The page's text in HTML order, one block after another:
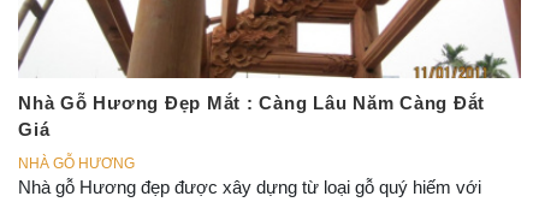
Nhà Gỗ Hương Đẹp Mắt : Càng Lâu Năm Càng Đắt
Giá
NHÀ GỖ HƯƠNG
Nhà gỗ Hương đẹp được xây dựng từ loại gỗ quý hiếm với